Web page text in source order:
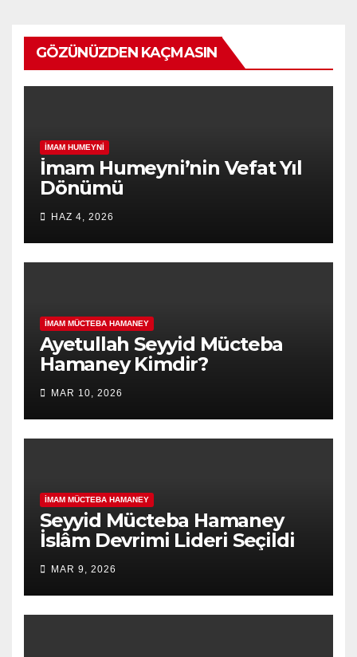
GÖZÜNÜZDEN KAÇMASIN
İMAM HUMEYNI
İmam Humeyni’nin Vefat Yıl
Dönümü
HAZ 4, 2026
İMAM MÜCTEBA HAMANEY
Ayetullah Seyyid Mücteba
Hamaney Kimdir?
MAR 10, 2026
İMAM MÜCTEBA HAMANEY
Seyyid Mücteba Hamaney
İslâm Devrimi Lideri Seçildi
MAR 9, 2026